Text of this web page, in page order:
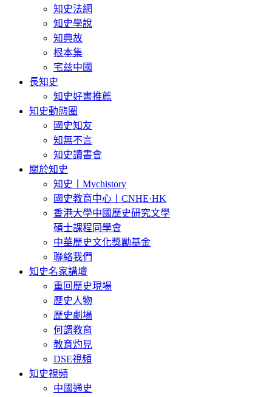
知史法網
知史學說
知典故
根本集
宅兹中國
長知史
知史好書推薦
知史動態圈
國史知友
知無不言
知史讀書會
關於知史
知史丨Mychistory
國史教育中心丨CNHE·HK
香港大學中國歷史研究文學
碩士課程同學會
中華歷史文化獎勵基金
聯絡我們
知史名家講壇
重回歷史現場
歷史人物
歷史劇場
何謂教育
教育灼見
DSE視頻
知史視頻
中國通史